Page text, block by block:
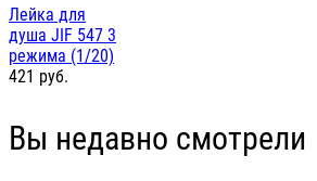
Лейка для
душа JIF 547 3
режима (1/20)
421 руб.
Вы недавно смотрели